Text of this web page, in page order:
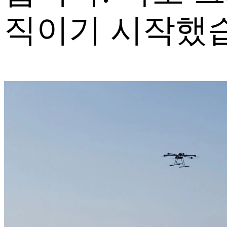
직이기 시작했